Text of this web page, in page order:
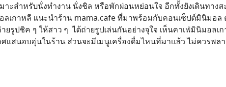
ะสำหรับนั่งทำงาน นั่งชิล หรือพักผ่อนหย่อนใจ อีกทั้งยังเดินทางส
ลเกาหลี แนะนำร้าน mama.cafe ที่มาพร้อมกับคอนเซ็ปต์มินิมอล
ปชิค ๆ ให้สาว ๆ ได้ถ่ายรูปเล่นกันอย่างจุใจ เห็นคาเฟ่มินิมอลเ
สนอบอุ่นในร้าน ส่วนจะมีเมนูเครื่องดื่มไหนที่มาแล้ว ไม่ควรพล